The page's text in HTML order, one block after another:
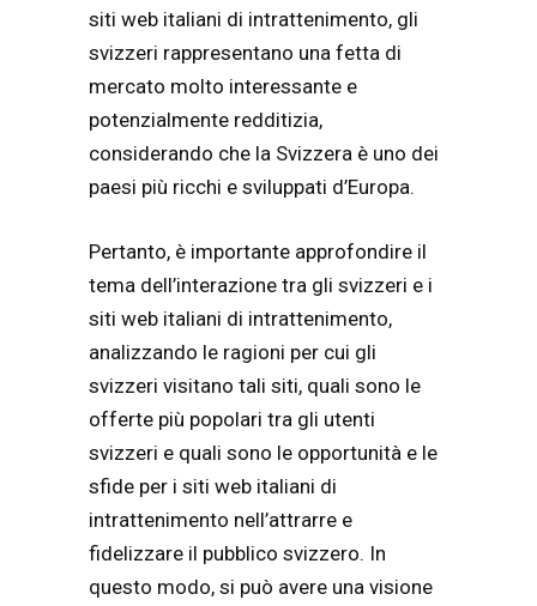
siti web italiani di intrattenimento, gli
svizzeri rappresentano una fetta di
mercato molto interessante e
potenzialmente redditizia,
considerando che la Svizzera è uno dei
paesi più ricchi e sviluppati d’Europa.
Pertanto, è importante approfondire il
tema dell’interazione tra gli svizzeri e i
siti web italiani di intrattenimento,
analizzando le ragioni per cui gli
svizzeri visitano tali siti, quali sono le
offerte più popolari tra gli utenti
svizzeri e quali sono le opportunità e le
sfide per i siti web italiani di
intrattenimento nell’attrarre e
fidelizzare il pubblico svizzero. In
questo modo, si può avere una visione